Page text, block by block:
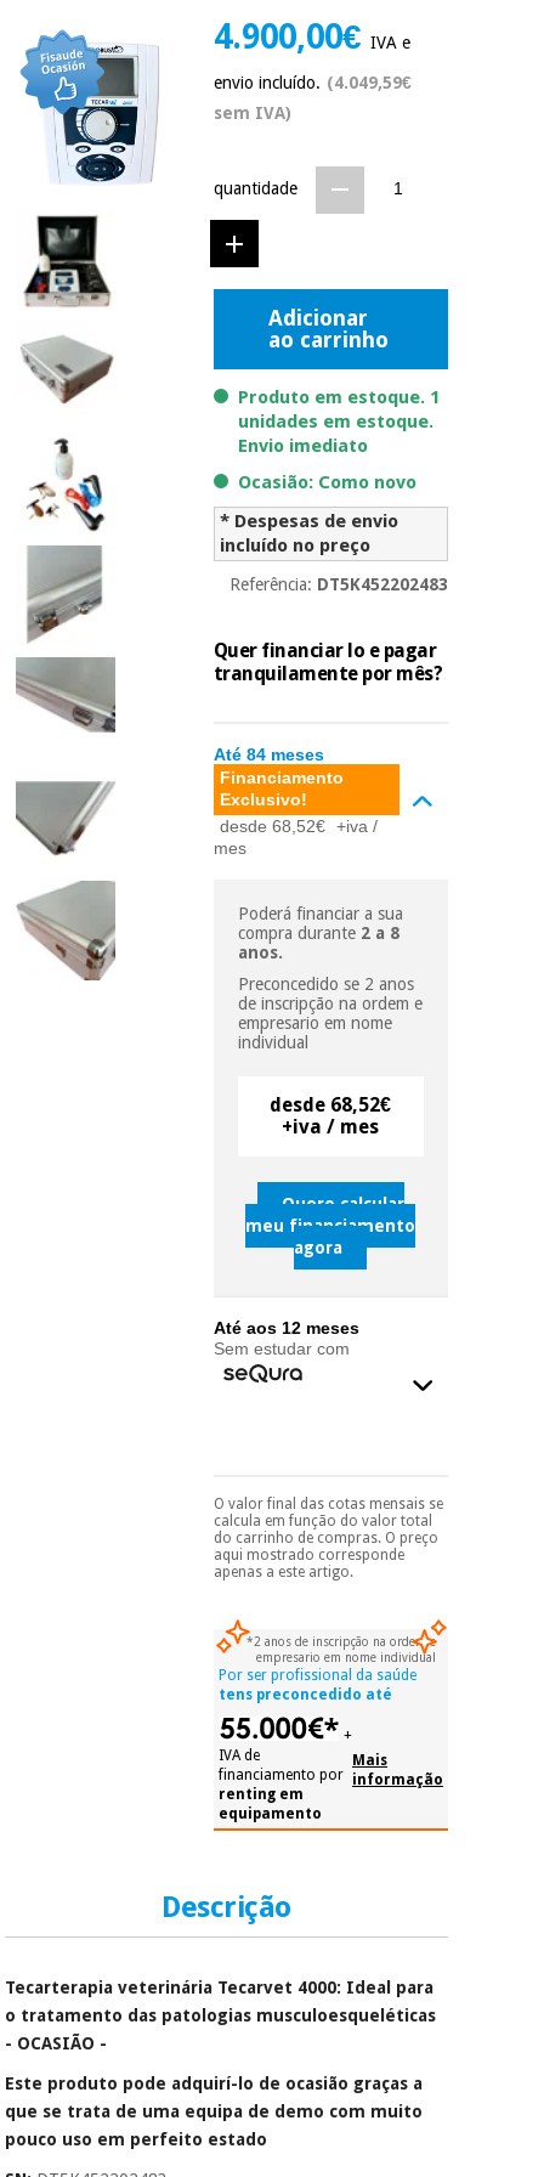
Ofertas
Fisaude
Academy
Aluguer
Medicina
tradicional
chinesa
Mobiliário
clínico
Gabinetes
terapêuticos
Material de
proteção
essencial
para
coronavirus
Aerobic,
fitness
Desportos
e jogos
Vestuário
sanitário
Ortopedia
Instrumental
cirúrgico
(liquidação)
Novidades
Outlet
Academy
Fisaude
Aluguer
Material
médico
sanitário
Medicina
chinesa
Mobiliário
Gabinetes
Material de
proteção
essencial
coronavirus
Aerobic,
fitness e
pilates
Desportos
e jogos
Vestuário
sanitário
4.900,00€ IVA e
envio incluído. (4.049,59€
sem IVA)
quantidade
Adicionar
ao carrinho
Produto em estoque. 1
unidades em estoque.
Envio imediato
Ocasião: Como novo
* Despesas de envio
incluído no preço
Referência: DT5K452202483
Quer financiar lo e pagar
tranquilamente por mês?
Até 84 meses
Financiamento
Exclusivo!
desde 68,52€ +iva /
mes
Poderá financiar a sua
compra durante 2 a 8
anos.
Preconcedido se 2 anos
de inscripção na ordem e
empresario em nome
individual
desde 68,52€
+iva / mes
Quero calcular
meu financiamento
agora
Até aos 12 meses
Sem estudar com
Pode escolhê-lo no final
do processo de compra,
ao escolher o método de
pagamento.Só
precisará do seu
identificação,
número de
telemóvel e número
de cartão.
É gratuito para si
porque a SeQura
colabora com a
Fisaude para que
assim seja.
hoje paga apenas 1/3
do valor. As restantes
duas prestações
mesmo dia de cada
mês.
Pode adiantar o
pagamento total ou
parcial quando
O valor final das cotas mensais se
calcula em função do valor total
do carrinho de compras. O preço
aqui mostrado corresponde
apenas a este artigo.
*2 anos de inscripção na ordem e
empresario em nome individual
Por ser profissional da saúde
tens preconcedido até
+
IVA de
financiamento por
renting em
equipamento
Mais
informação
Descrição
Tecarterapia veterinária Tecarvet 4000: Ideal para
o tratamento das patologias musculoesqueléticas
- OCASIÃO -
Este produto pode adquirí-lo de ocasião graças a
que se trata de uma equipa de demo com muito
pouco uso em perfeito estado